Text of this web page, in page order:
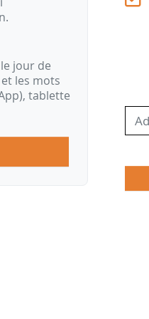
jour de
les mots
tablette